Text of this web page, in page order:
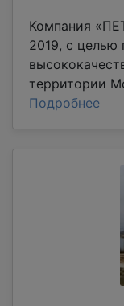
Компания
2019, с целью
территории
Подробнее